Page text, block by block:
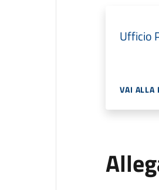
Ufficio
VAI ALLA